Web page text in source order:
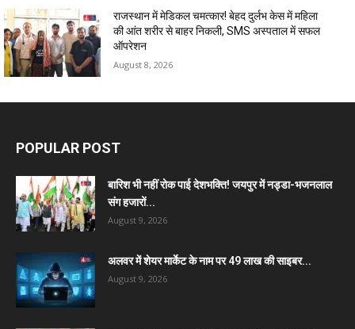
राजस्थान में मेडिकल चमत्कार! बेहद दुर्लभ केस में महिला
की आंत शरीर से बाहर निकली, SMS अस्पताल में सफल
ऑपरेशन
August 8, 2026
POPULAR POST
बारिश भी नहीं रोक पाई देशभक्ति! जयपुर में नड्डा-भजनलाल
संग हजारों...
August 9, 2026
अलवर में शेयर मार्केट के नाम पर 49 लाख की साइबर...
August 9, 2026